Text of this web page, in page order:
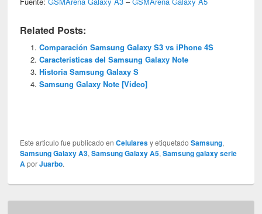
Related Posts:
Comparación Samsung Galaxy S3 vs iPhone 4S
Características del Samsung Galaxy Note
Historia Samsung Galaxy S
Samsung Galaxy Note [Video]
Este articulo fue publicado enCelularesy etiquetadoSamsung,
Samsung Galaxy A3,Samsung Galaxy A5,Samsung galaxy serie
AporJuarbo.